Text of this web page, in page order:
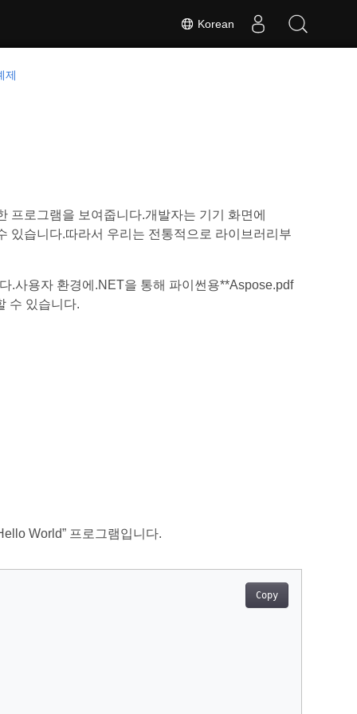
Korean
제
프로그램을 보여줍니다.개발자는 기기 화면에
있습니다.따라서 우리는 전통적으로 라이브러리부
.사용자 환경에.NET을 통해 파이썬용**Aspose.pdf
수 있습니다.
World” 프로그램입니다.
Copy